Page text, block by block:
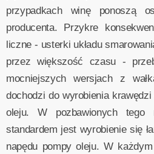
przypadkach winę ponoszą
producenta. Przykre
liczne - usterki układu
przez większość czasu -
mocniejszych wersjach z
dochodzi do wyrobienia
oleju. W pozbawionych tego
standardem jest wyrobienie się
napędu pompy oleju. W